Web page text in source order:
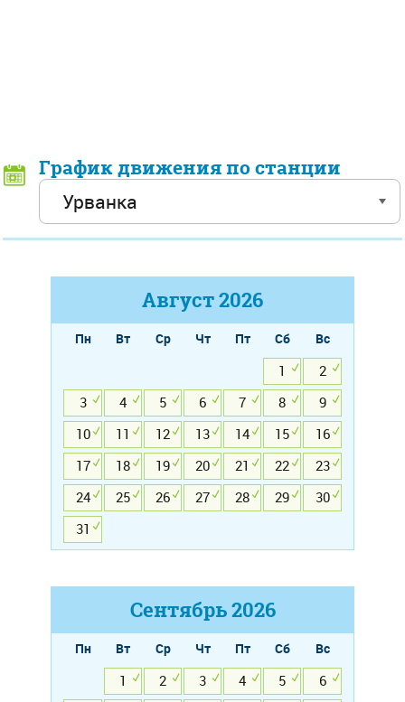
График движения по станции
Август2026
Пн Вт Ср Чт Пт Сб
Вс
1
2
3
4 5 6 7 8
9
10
11 12 13 14 15
16
17
18 19 20 21 22
23
24
25 26 27 28 29
30
31
Сентябрь2026
Пн Вт Ср Чт Пт Сб
Вс
1
2 3 4 5
6